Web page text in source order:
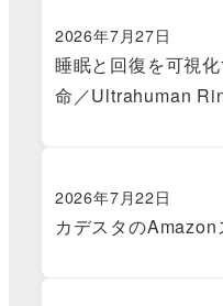
睡眠と回復を可視
命／Ultrahuman
2026年7月27日
カデスタのAmazon
2026年7月22日